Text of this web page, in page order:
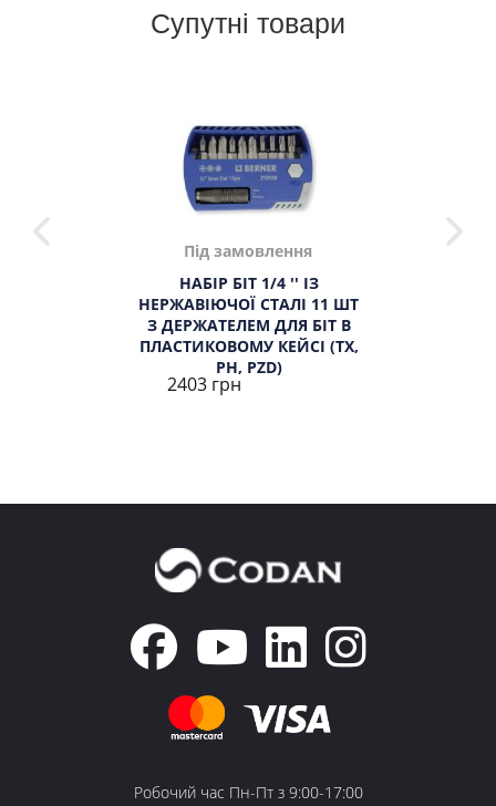
Супутні товари
Під замовлення
НАБІР БІТ 1/4 '' ІЗ
НЕРЖАВІЮЧОЇ СТАЛІ 11 ШТ
З ДЕРЖАТЕЛЕМ ДЛЯ БІТ В
ПЛАСТИКОВОМУ КЕЙСІ (TX,
PH, PZD)
2403 грн
Робочий час Пн-Пт з 9:00-17:00